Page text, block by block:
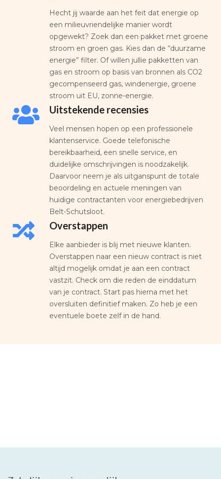
Hecht jij waarde aan het feit dat energie op
een milieuvriendelijke manier wordt
opgewekt? Zoek dan een pakket met groene
stroom en groen gas. Kies dan de “duurzame
energie” filter. Of willen jullie pakketten van
gas en stroom op basis van bronnen als CO2
gecompenseerd gas, windenergie, groene
stroom uit EU, zonne-energie.
Uitstekende recensies
Veel mensen hopen op een professionele
klantenservice. Goede telefonische
bereikbaarheid, een snelle service, en
duidelijke omschrijvingen is noodzakelijk.
Daarvoor neem je als uitganspunt de totale
beoordeling en actuele meningen van
huidige contractanten voor energiebedrijven
Belt-Schutsloot.
Overstappen
Elke aanbieder is blij met nieuwe klanten.
Overstappen naar een nieuw contract is niet
altijd mogelijk omdat je aan een contract
vastzit. Check om die reden de einddatum
van je contract. Start pas hierna met het
oversluiten definitief maken. Zo heb je een
eventuele boete zelf in de hand.